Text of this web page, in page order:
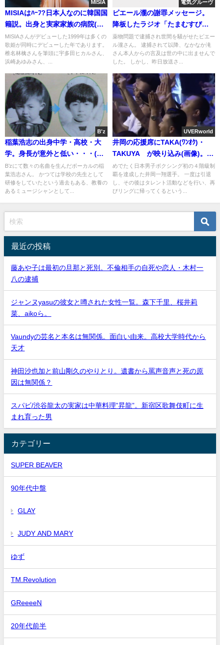
MISIA
MISIAはﾊｰﾌ?日本人なのに韓国国
籍説。出身と実家家族の病院(全
員医師)
MISIAさんがデビューした1999年は多くの
歌姫が同時にデビューした年であります。
椎名林檎さんを筆頭に宇多田ヒカルさん、
浜崎あゆみさん、...
電気グルーヴ
ピエール瀧の謝罪メッセージ。
降板したラジオ「たまむすび」
音声
薬物問題で逮捕され世間を騒がせたピエー
ル瀧さん。 逮捕されて以降、なかなか滝
さん本人からの言及は世の中に出ませんで
した。 しかし、昨日放送さ...
B'z
稲葉浩志の出身中学・高校・大
学。身長が意外と低い・・・(画
像)
B’zにて数々の名曲を生んだボーカルの稲
葉浩志さん。 かつては学校の先生として
研修をしていたという過去もある、教養の
あるミュージシャンとして...
UVERworld
井岡の応援席にTAKA(ﾜﾝｵｸ)・
TAKUYA∞が映り込み(画像)。友
好関係
めでたく日本男子ボクシング初の４階級制
覇を達成した井岡一翔選手。 一度は引退
し、その後はタレント活動などを行い、再
びリングに帰ってくるという...
最近の投稿
藤あや子は最初の旦那と死別。不倫相手の自死や恋人・木村一
八の逮捕
ジャンヌyasuの彼女と噂された女性一覧。森下千里、桜井莉
菜、aikoら。
Vaundyの芸名と本名は無関係。面白い由来。高校大学時代から
天才
神田沙也加と前山剛久のやりとり。遺書から罵声音声と死の原
因は無関係？
スパビ/渋谷龍太の実家は中華料理”昇龍”。新宿区歌舞伎町に生
まれ育った男
カテゴリー
SUPER BEAVER
90年代中盤
GLAY
JUDY AND MARY
ゆず
TM.Revolution
GReeeeN
20年代前半